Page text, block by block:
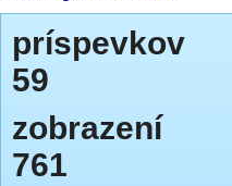
príspevkov
59
zobrazení
761